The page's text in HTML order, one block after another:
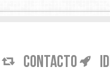
CONTACTO